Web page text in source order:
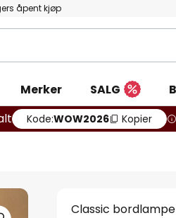
åpent kjøp
Merker SALG
Kode:WOW2026 Kopier
Classic